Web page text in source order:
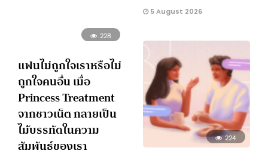
5 August 2026
228
แฟนไม่ถูกใจเราหรือไม่
ถูกใจคนอื่น เมื่อ
Princess Treatment
จากชาวเน็ต กลายเป็น
ไม้บรรทัดในความ
สัมพันธ์ของเรา
224